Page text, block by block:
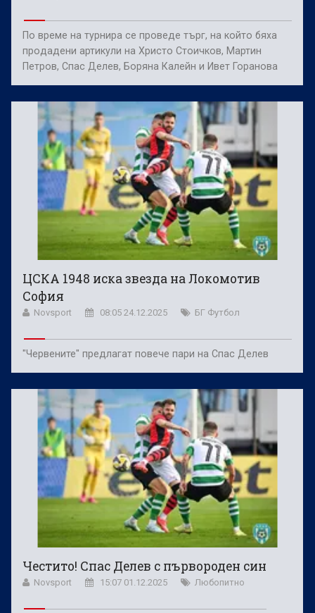
По време на турнира се проведе търг, на който бяха
продадени артикули на Христо Стоичков, Мартин
Петров, Спас Делев, Боряна Калейн и Ивет Горанова
ЦСКА 1948 иска звезда на Локомотив
София
Novsport 08:05 24.12.2025 БГ Футбол
"Червените" предлагат повече пари на Спас Делев
Честито! Спас Делев с първороден син
Novsport 15:07 01.12.2025 Любопитно